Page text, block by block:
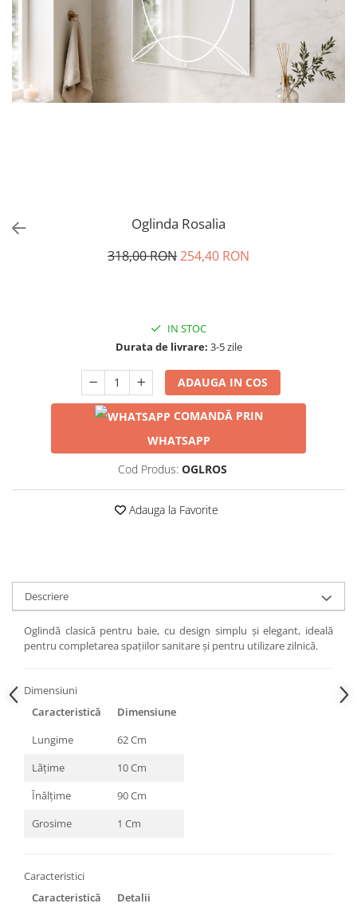
Oglinda Rosalia
318,00 RON254,40 RON
IN STOC
Durata de livrare: 3-5 zile
ADAUGA IN COS
COMANDĂ PRIN
WHATSAPP
Cod Produs: OGLROS
Adauga la Favorite
Descriere
Oglindă clasică pentru baie, cu design simplu și elegant, ideală
pentru completarea spațiilor sanitare și pentru utilizare zilnică.
Dimensiuni
Caracteristică
Dimensiune
Lungime
62 Cm
Lățime
10 Cm
Înălțime
90 Cm
Grosime
1 Cm
Caracteristici
Caracteristică
Detalii